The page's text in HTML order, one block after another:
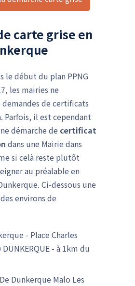
carte grise en
le début du plan PPNG
les mairies ne
de certificats
il est cependant
démarche de certificat
dans une Mairie dans
si celà reste plutôt
au préalable en
Ci-dessous une
des environs de
- Place Charles
- à 1km du
Dunkerque Malo Les